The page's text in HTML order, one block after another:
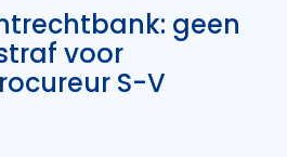
geen
voor
S-V